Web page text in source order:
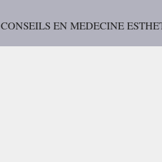
CONSEILS EN MEDECINE